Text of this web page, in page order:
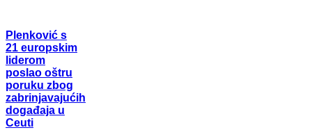
Plenković s
21 europskim
liderom
poslao oštru
poruku zbog
zabrinjavajućih
događaja u
Ceuti